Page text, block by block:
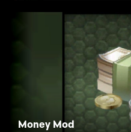
Money Mod